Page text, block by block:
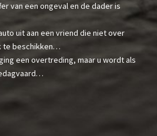
van een ongeval en de dader is
uit aan een vriend die niet over
te beschikken…
een overtreding, maar u wordt als